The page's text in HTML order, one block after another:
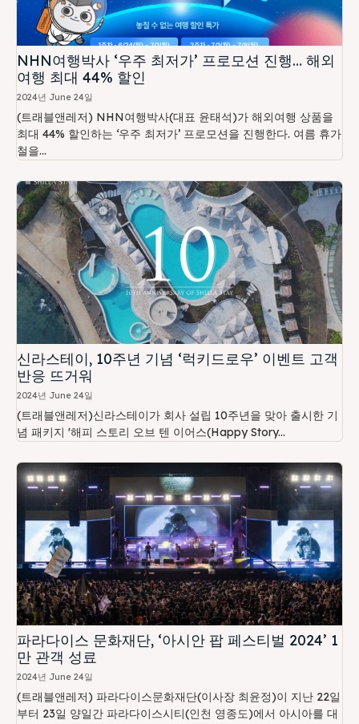
NHN여행박사 ‘우주 최저가’ 프로모션 진행… 해외
여행 최대 44% 할인
2024년 June 24일
(트래블앤레저) NHN여행박사(대표 윤태석)가 해외여행 상품을
최대 44% 할인하는 ‘우주 최저가’ 프로모션을 진행한다. 여름 휴가
철을...
신라스테이, 10주년 기념 ‘럭키드로우’ 이벤트 고객
반응 뜨거워
2024년 June 24일
(트래블앤레저)신라스테이가 회사 설립 10주년을 맞아 출시한 기
념 패키지 '해피 스토리 오브 텐 이어스(Happy Story...
파라다이스 문화재단, ‘아시안 팝 페스티벌 2024’ 1
만 관객 성료
2024년 June 24일
(트래블앤레저) 파라다이스문화재단(이사장 최윤정)이 지난 22일
부터 23일 양일간 파라다이스시티(인천 영종도)에서 아시아를 대